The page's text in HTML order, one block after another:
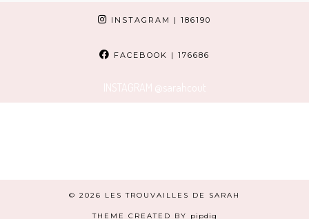
INSTAGRAM | 186190
FACEBOOK | 176686
© 2026 LES TROUVAILLES DE SARAH
THEME CREATED BY pipdig